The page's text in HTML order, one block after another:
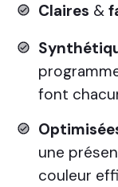
Claires &
font
une
couleur